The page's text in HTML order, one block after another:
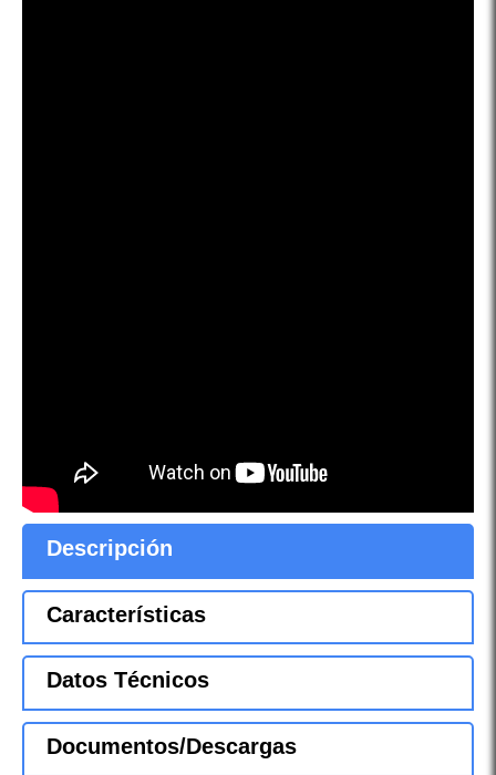
Descripción
Características
Datos Técnicos
Documentos/Descargas